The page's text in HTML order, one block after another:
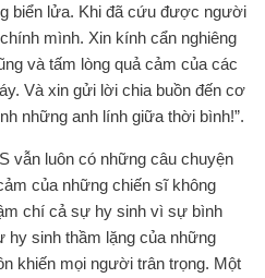
biển lửa. Khi đã cứu được người
mình. Xin kính cẩn nghiêng
và tấm lòng quả cảm của các
Và xin gửi lời chia buồn đến cơ
những anh lính giữa thời bình!”.
vẫn luôn có những câu chuyện
của những chiến sĩ không
chí cả sự hy sinh vì sự bình
sinh thầm lặng của những
khiến mọi người trân trọng. Một